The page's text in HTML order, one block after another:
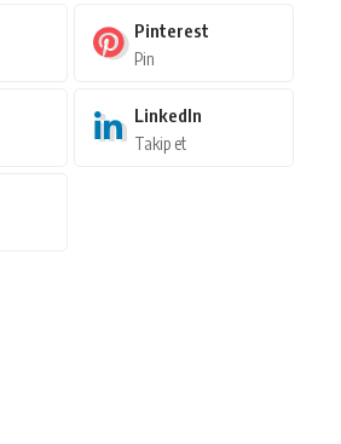
Pinterest
Pin
LinkedIn
Takip et